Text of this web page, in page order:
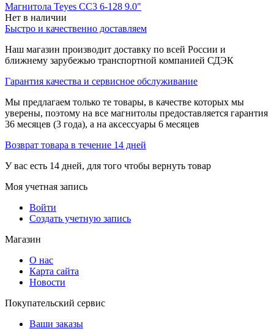
Магнитола Teyes CC3 6-128 9.0"
Нет в наличии
Быстро и качественно доставляем
Наш магазин производит доставку по всей России и
ближнему зарубежью транспортной компанией СДЭК
Гарантия качества и сервисное обслуживание
Мы предлагаем только те товары, в качестве которых мы
уверены, поэтому на все магнитолы предоставляется гарантия
36 месяцев (3 года), а на аксессуары 6 месяцев
Возврат товара в течение 14 дней
У вас есть 14 дней, для того чтобы вернуть товар
Моя учетная запись
Войти
Создать учетную запись
Магазин
О нас
Карта сайта
Новости
Покупательский сервис
Ваши заказы